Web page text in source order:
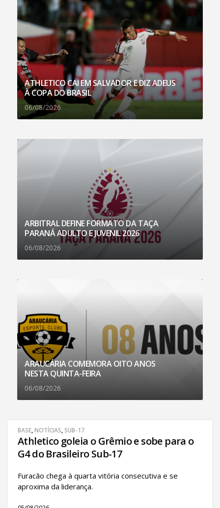
ATHLETICO CAI EM SALVADOR E DIZ ADEUS
À COPA DO BRASIL
06/08/2026
ARBITRAL DEFINE FORMATO DA TAÇA
PARANÁ ADULTO E JUVENIL 2026
06/08/2026
ARAUCÁRIA COMEMORA OITO ANOS
NESTA QUINTA-FEIRA
06/08/2026
BASE,NOTÍCIAS,SUB-17
Athletico goleia o Grêmio e sobe para o
G4 do Brasileiro Sub-17
Furacão chega à quarta vitória consecutiva e se
aproxima da liderança.